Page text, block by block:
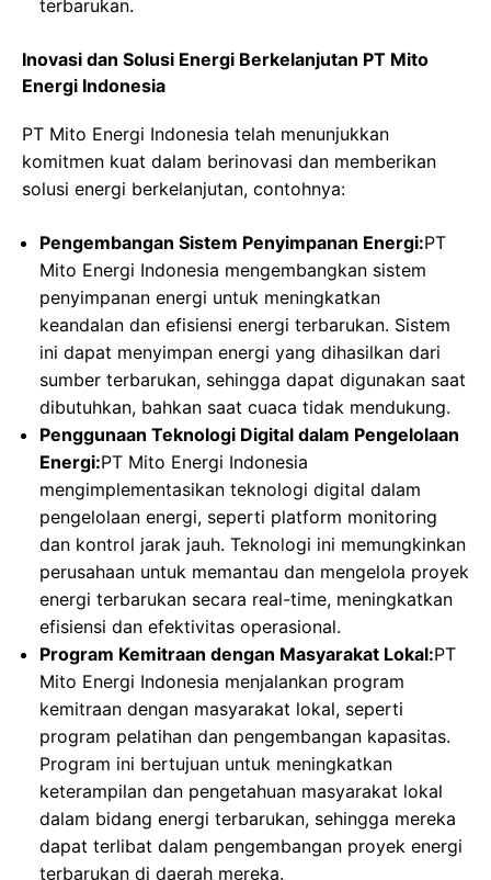
terbarukan.
Inovasi dan Solusi Energi Berkelanjutan PT Mito
Energi Indonesia
PT Mito Energi Indonesia telah menunjukkan
komitmen kuat dalam berinovasi dan memberikan
solusi energi berkelanjutan, contohnya:
Pengembangan Sistem Penyimpanan Energi:PT
Mito Energi Indonesia mengembangkan sistem
penyimpanan energi untuk meningkatkan
keandalan dan efisiensi energi terbarukan. Sistem
ini dapat menyimpan energi yang dihasilkan dari
sumber terbarukan, sehingga dapat digunakan saat
dibutuhkan, bahkan saat cuaca tidak mendukung.
Penggunaan Teknologi Digital dalam Pengelolaan
Energi:PT Mito Energi Indonesia
mengimplementasikan teknologi digital dalam
pengelolaan energi, seperti platform monitoring
dan kontrol jarak jauh. Teknologi ini memungkinkan
perusahaan untuk memantau dan mengelola proyek
energi terbarukan secara real-time, meningkatkan
efisiensi dan efektivitas operasional.
Program Kemitraan dengan Masyarakat Lokal:PT
Mito Energi Indonesia menjalankan program
kemitraan dengan masyarakat lokal, seperti
program pelatihan dan pengembangan kapasitas.
Program ini bertujuan untuk meningkatkan
keterampilan dan pengetahuan masyarakat lokal
dalam bidang energi terbarukan, sehingga mereka
dapat terlibat dalam pengembangan proyek energi
terbarukan di daerah mereka.